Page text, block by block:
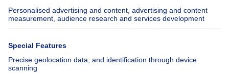
SeLoger.com
Immowelt.de
Help
Follow Us